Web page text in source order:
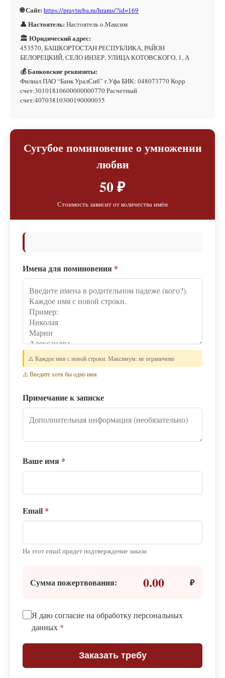
🌐 Сайт: https://pravtreba.ru/hrams/?id=169
👤 Настоятель: Настоятель о.Максим
🏛 Юридический адрес:
453570, БАШКОРТОСТАН РЕСПУБЛИКА, РАЙОН
БЕЛОРЕЦКИЙ, СЕЛО ИНЗЕР, УЛИЦА КОТОВСКОГО, 1, А
💰 Банковские реквизиты:
Филиал ПАО “Банк УралСиб” г.Уфа БИК: 048073770 Корр
счет:30101810600000000770 Расчетный
счет:40703810300190000035
Сугубое поминовение о умножении
любви
50 ₽
Стоимость зависит от количества имён
Имена для поминовения *
⚠️ Каждое имя с новой строки. Максимум: не ограничено
⚠️ Введите хотя бы одно имя
Примечание к записке
Ваше имя *
Email *
На этот email придет подтверждение заказа
Сумма пожертвования: 0.00 ₽
Я даю согласие на обработку персональных
данных *
Заказать требу